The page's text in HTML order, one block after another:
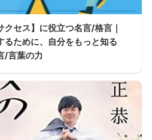
クセス】に役立つ名言/格言｜
るために、自分をもっと知る
/言葉の力